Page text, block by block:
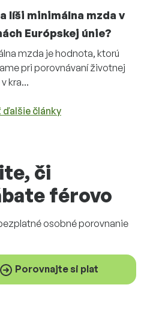
líši minimálna mzda v
Európskej únie?
mzda je hodnota, ktorú
pri porovnávaní životnej
kra...
články
či
férovo
osobné porovnanie
Porovnajte si plat